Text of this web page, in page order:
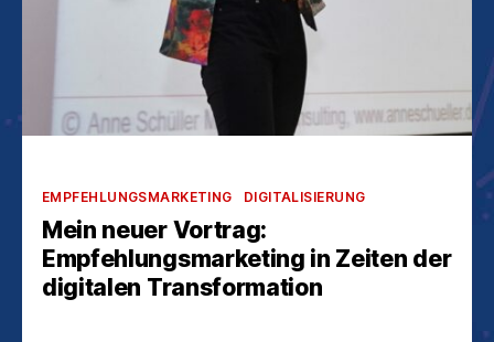
Kategorien
EMPFEHLUNGSMARKETING DIGITALISIERUNG
Mein neuer Vortrag:
Empfehlungsmarketing in Zeiten der
digitalen Transformation